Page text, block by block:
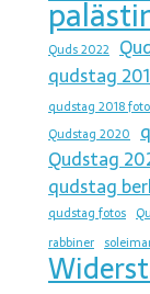
Quds 2022
qudstag
qudstag 2018
Qudstag 2020
Qudstag
qudstag
qudstag fotos
rabbiner